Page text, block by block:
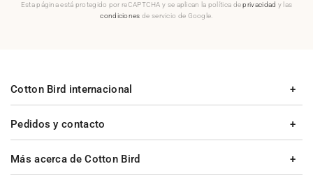
Esta página está protegido por reCAPTCHA y se aplican la política deprivacidad y las
condiciones de servicio de Google.
Pedidos y contacto
Más acerca de Cotton Bird
Cotton Bird internacional